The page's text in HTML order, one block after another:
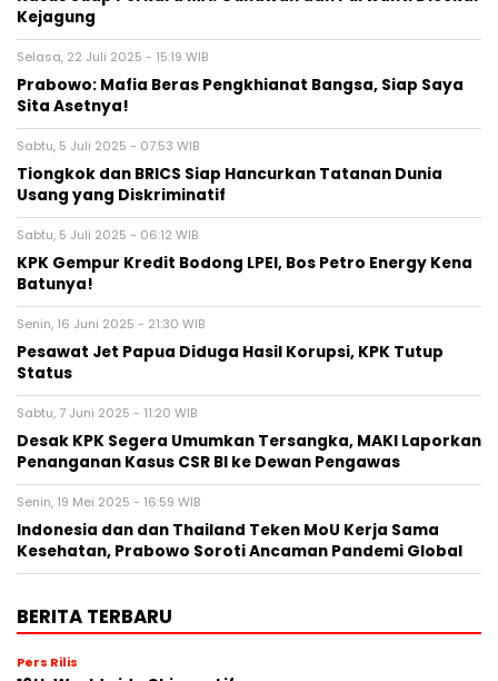
Kejagung
Selasa, 22 Juli 2025 - 15:19 WIB
Prabowo: Mafia Beras Pengkhianat Bangsa, Siap Saya
Sita Asetnya!
Sabtu, 5 Juli 2025 - 07:53 WIB
Tiongkok dan BRICS Siap Hancurkan Tatanan Dunia
Usang yang Diskriminatif
Sabtu, 5 Juli 2025 - 06:12 WIB
KPK Gempur Kredit Bodong LPEI, Bos Petro Energy Kena
Batunya!
Senin, 16 Juni 2025 - 21:30 WIB
Pesawat Jet Papua Diduga Hasil Korupsi, KPK Tutup
Status
Sabtu, 7 Juni 2025 - 11:20 WIB
Desak KPK Segera Umumkan Tersangka, MAKI Laporkan
Penanganan Kasus CSR BI ke Dewan Pengawas
Senin, 19 Mei 2025 - 16:59 WIB
Indonesia dan dan Thailand Teken MoU Kerja Sama
Kesehatan, Prabowo Soroti Ancaman Pandemi Global
BERITA TERBARU
Pers Rilis